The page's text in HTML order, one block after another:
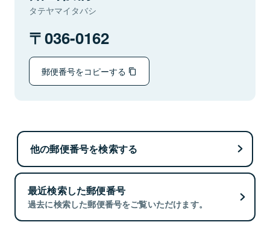
タテヤマイタバシ
036-0162
郵便番号をコピーする
他の郵便番号を検索する
最近検索した郵便番号
過去に検索した郵便番号をご覧いただけます。